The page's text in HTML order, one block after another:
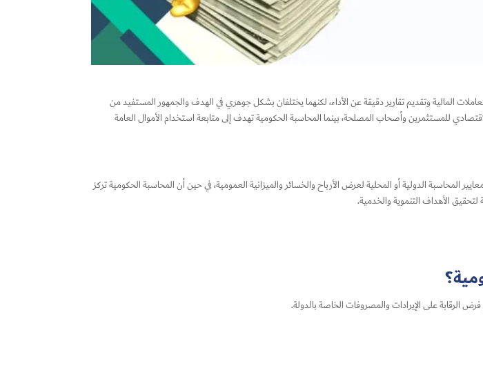
المالية وتقديم تقارير دقيقة عن الأداء، لكنهما يختلفان بشكل جوهري في الهدف والجمهور المستفيد من
للمستثمرين وأصحاب المصلحة، بينما المحاسبة الحكومية تهدف إلى متابعة استخدام الأموال العامة
المحاسبة الدولية أو المحلية لعرض الأرباح والخسائر والميزانية العمومية، في حين أن المحاسبة الحكومية تركز
الأهداف التنموية والخدمية.
الرقابة على الإيرادات والمصروفات الخاصة بالدولة.